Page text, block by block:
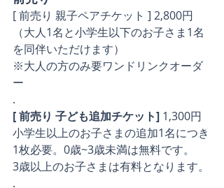
[ 前売り 親子ペアチケット ] 2,800円
（大人1名と小学生以下のお子さま1名
を同伴いただけます）
※大人の方のみ要ワンドリンクオーダ
ー
.
[ 前売り 子ども追加チケット] 1,300円
小学生以上のお子さまの追加1名につき
1枚必要。0歳~3歳未満は無料です。
3歳以上のお子さまは有料となります。
.